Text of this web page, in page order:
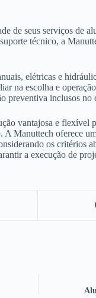
de seus serviços de
técnico, a
elétricas e
na escolha e
preventiva inclusos no
vantajosa e flexível
A Manuttech oferece
os critérios
a execução de